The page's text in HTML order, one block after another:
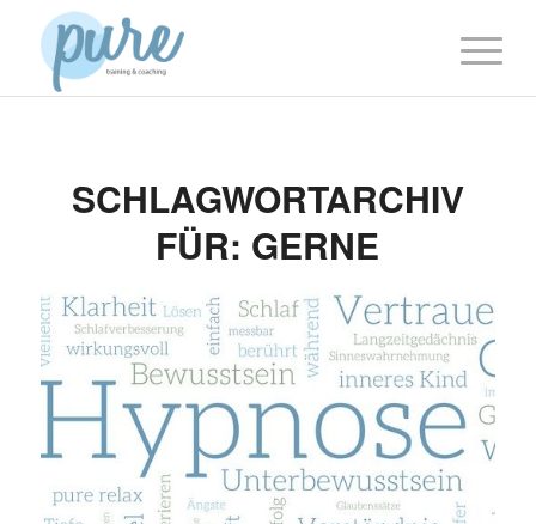
SCHLAGWORTARCHIV
FÜR: GERNE